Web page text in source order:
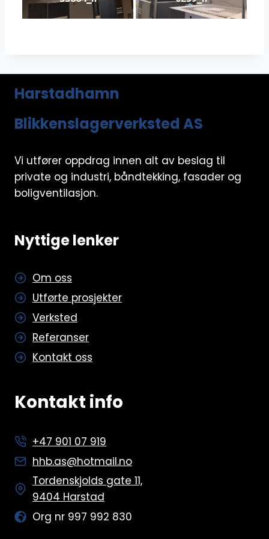
Harstadhamn
Blikkenslagerverksted AS
Vi utfører oppdrag innen alt av beslag til
private og industri, båndtekking, fasader og
boligventilasjon.
Nyttige lenker
Om oss
Utførte prosjekter
Verksted
Referanser
Kontakt oss
Kontakt info
+47 901 07 919
hhb.as@hotmail.no
Tordenskjolds gate 11,
9404 Harstad
Org nr 997 992 830